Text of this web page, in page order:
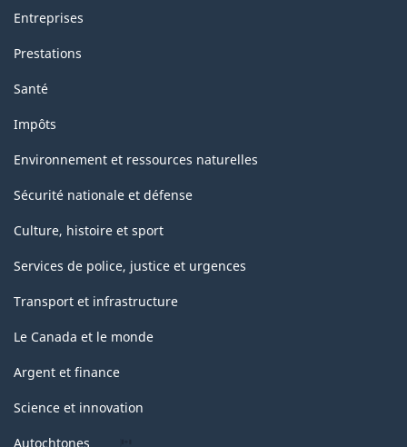
Entreprises
Prestations
Santé
Impôts
Environnement et ressources naturelles
Sécurité nationale et défense
Culture, histoire et sport
Services de police, justice et urgences
Transport et infrastructure
Le Canada et le monde
Argent et finance
Science et innovation
Autochtones